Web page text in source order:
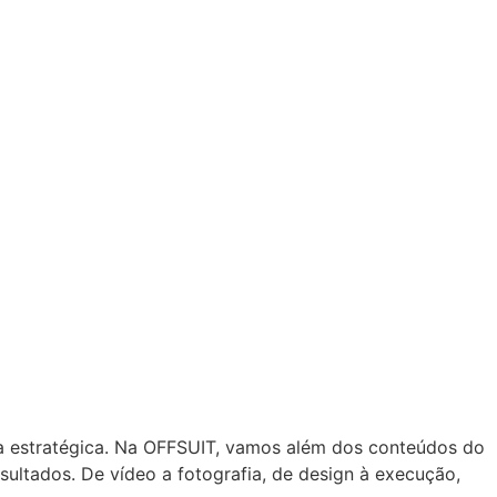
Na OFFSUIT, vamos além dos conteúdos do
De vídeo a fotografia, de design à execução,